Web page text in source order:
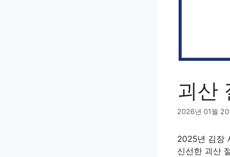
괴산
2026년 01월 20
2025년 김장
신선한 괴산